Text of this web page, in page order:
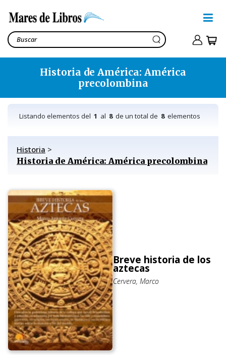
Historia de América: América
precolombina
Listando elementos del 1 al 8de un total de 8elementos
Historia >
Historia de América: América precolombina
Breve historia de los
aztecas
Cervera, Marco